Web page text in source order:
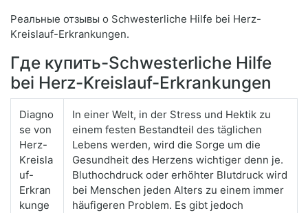
Реальные отзывы о Schwesterliche Hilfe bei Herz-
Kreislauf-Erkrankungen.
Где купить-Schwesterliche Hilfe
bei Herz-Kreislauf-Erkrankungen
Diagno
se von
Herz-
Kreisla
uf-
Erkran
kunge
In einer Welt, in der Stress und Hektik zu
einem festen Bestandteil des täglichen
Lebens werden, wird die Sorge um die
Gesundheit des Herzens wichtiger denn je.
Bluthochdruck oder erhöhter Blutdruck wird
bei Menschen jeden Alters zu einem immer
häufigeren Problem. Es gibt jedoch